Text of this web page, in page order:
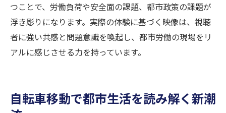
つことで、労働負荷や安全面の課題、都市政策の課題が
浮き彫りになります。実際の体験に基づく映像は、視聴
者に強い共感と問題意識を喚起し、都市労働の現場をリ
アルに感じさせる力を持っています。
自転車移動で都市生活を読み解く新潮